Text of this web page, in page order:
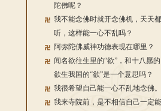
陀佛呢？
我不能念佛时就开念佛机，天天都
听，这样能一心不乱吗？
阿弥陀佛威神功德表现在哪里？
闻名欲往生里的“欲”，和十八愿的
欲生我国的“欲”是一个意思吗？
我很希望自己能一心不乱地念佛。
我来寺院前，是不相信自己一定能